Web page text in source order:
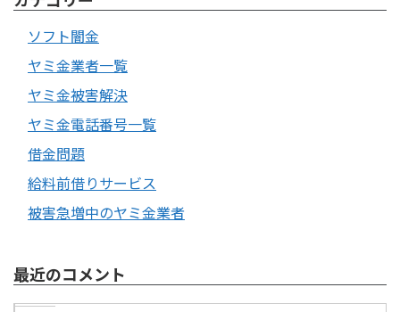
ソフト闇金
ヤミ金業者一覧
ヤミ金被害解決
ヤミ金電話番号一覧
借金問題
給料前借りサービス
被害急増中のヤミ金業者
最近のコメント